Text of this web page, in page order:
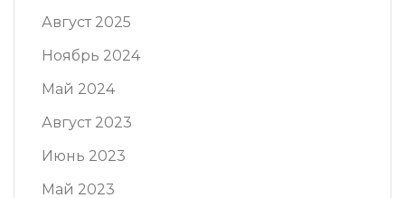
Август 2025
Ноябрь 2024
Май 2024
Август 2023
Июнь 2023
Май 2023